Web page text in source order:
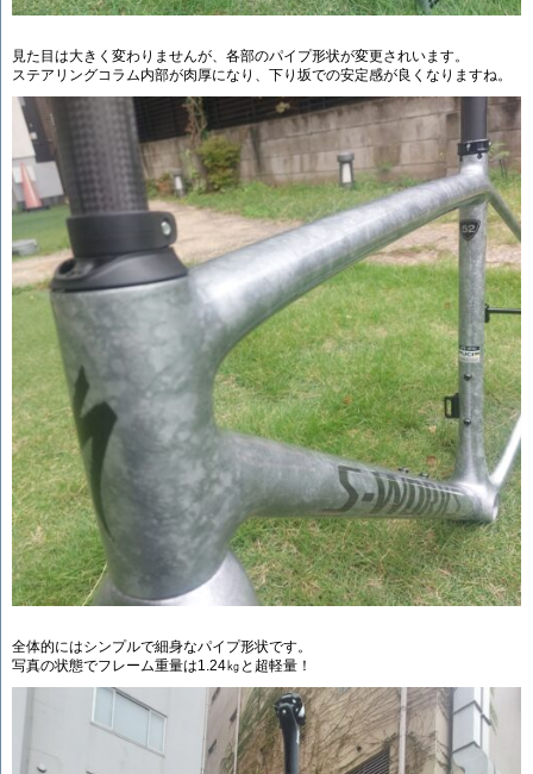
見た目は大きく変わりませんが、各部のパイプ形状が変更されいます。
ステアリングコラム内部が肉厚になり、下り坂での安定感が良くなりますね。
全体的にはシンプルで細身なパイプ形状です。
写真の状態でフレーム重量は1.24㎏と超軽量！